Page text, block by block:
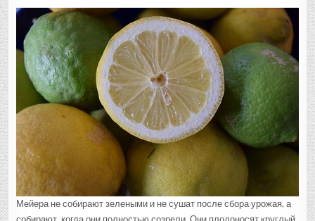
Мейера не собирают зелеными и не сушат после сбора урожая, а